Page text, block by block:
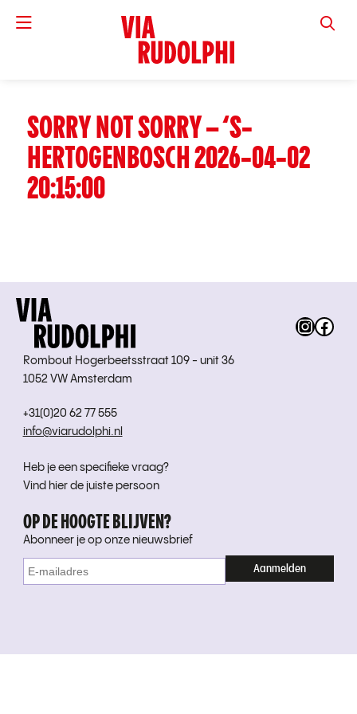
VIA
SORRY NOT SORRY – ‘S-
HERTOGENBOSCH 2026-04-02
20:15:00
Rombout Hogerbeetsstraat 109 - unit 36
1052 VW Amsterdam
+31(0)20 62 77 555
info@viarudolphi.nl
Heb je een specifieke vraag?
Vind hier de juiste persoon
OP DE HOOGTE BLIJVEN?
Abonneer je op onze nieuwsbrief